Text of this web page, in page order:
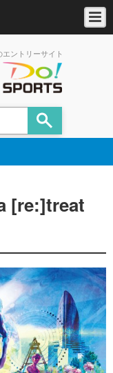
エントリーサイト
[re:]treat